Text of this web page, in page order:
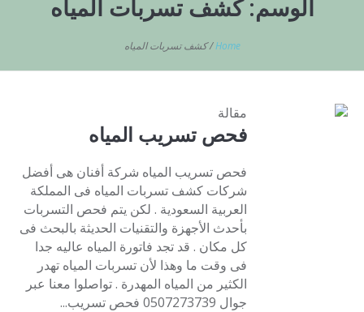
الوسم:كشف تسربات المياه
Home
/كشف تسربات المياه
مقالة
فحص تسريب المياه
فحص تسريب المياه شركة أفنان هى أفضل
شركات كشف تسربات المياه فى المملكة
العربية السعودية . لكن يتم فحص التسربات
بأحدث الأجهزة والتقنيات الحديثة بالبحث فى
كل مكان . قد تجد فاتورة المياه عاليه جدا
فى وقت ما وهذا لأن تسربات المياه تهدر
الكثير من المياه المهدرة . تواصلوا معنا عبر
جوال 0507273739 فحص تسريب...